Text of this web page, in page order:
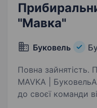
"Мавка"
Буковель
Повна зайнятість. Прибиральниця | Аквапарк
MAVKA |
до своєї команди